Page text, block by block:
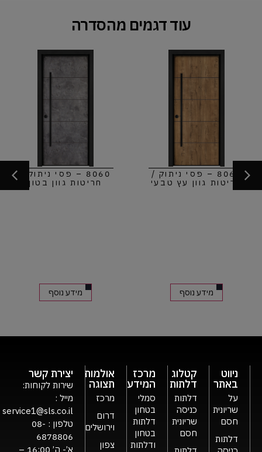
עוד דגמים מהסדרה
8060 – פסי ניתוק /
חריטות גוון עץ טבעי
מידע נוסף
8060 – פסי ניתוק /
חריטות גוון בטון
מידע נוסף
ניווט
באתר
על
שריונית
חסם
דלתות
קטלוג
דלתות
דלתות
כניסה
שריונית
חסם
מרכז
המידע
סמלי
בטחון
דלתות
בטחון
ודלתות
אולמות
תצוגה
מרכז
דרום
וירושלים
צפון
יצירת קשר
שירות לקוחות:
מייל :
service1@sls.co.il
טלפון : 08-
6878806
א’- ה’ 16:00 –